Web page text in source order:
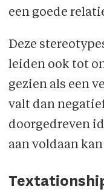
een goede
Deze
leiden ook tot
gezien als een
valt dan
doorgedreven
aan voldaan